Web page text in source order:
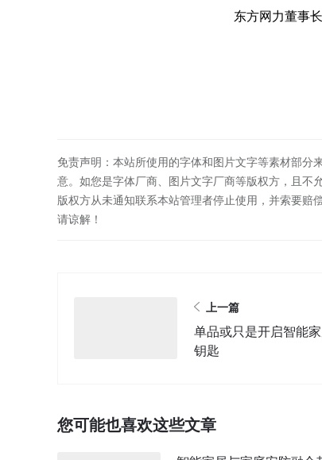
东方网力董事
免责声明：本站所使用的字体和图片文字等素材部
意。如您是字体厂商、图片文字厂商等版权方，且
版权方从未通知联系本站管理者停止使用，并索要
请谅解！
上一篇
单品或只是开启智能
钥匙
您可能也喜欢这些文章